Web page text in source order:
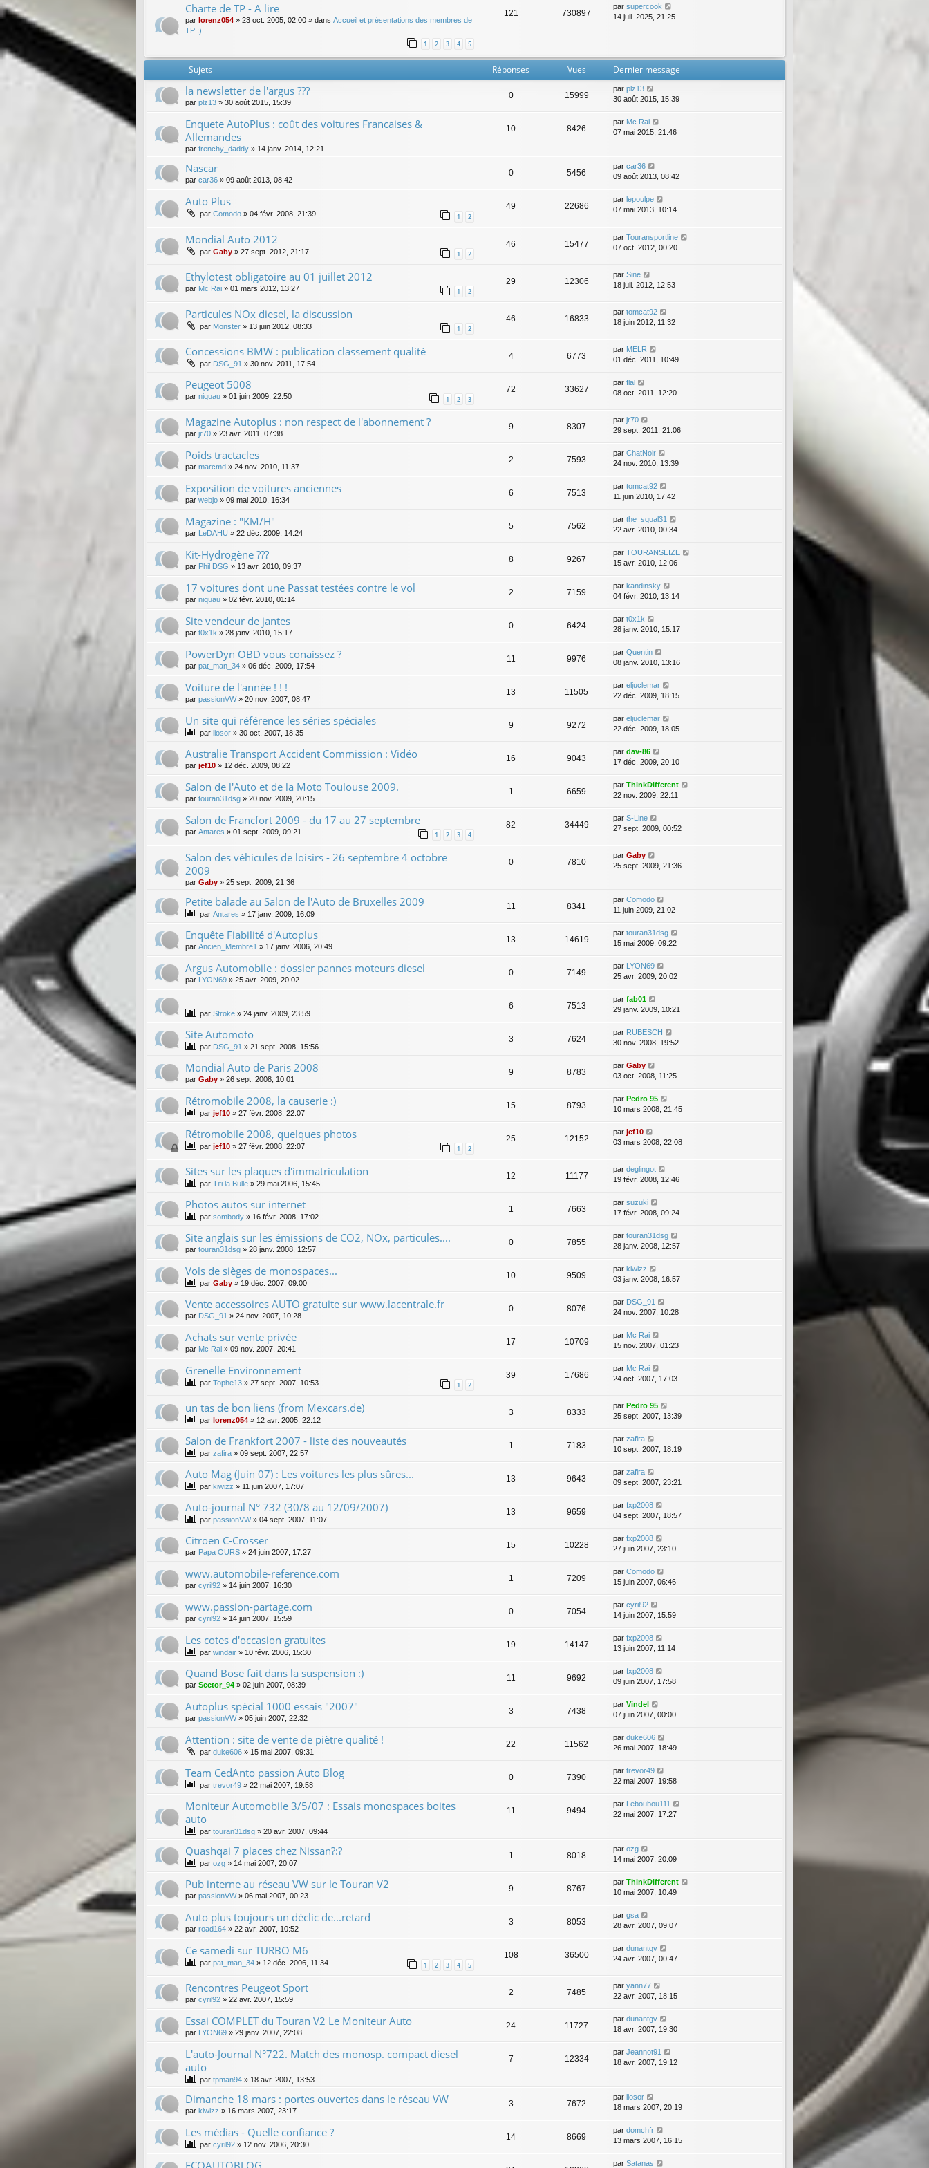
Charte de TP - A lire
par lorenz054 » 23 oct. 2005, 02:00 » dans Accueil et présentations des membres de
TP :)
1 2 3 4 5
121 730897
par supercook
14 juil. 2025, 21:25
Sujets Réponses Vues Dernier message
la newsletter de l'argus ???
par plz13 » 30 août 2015, 15:39
0 15999
par plz13
30 août 2015, 15:39
Enquete AutoPlus : coût des voitures Francaises &
Allemandes
par frenchy_daddy » 14 janv. 2014, 12:21
10 8426
par Mc Rai
07 mai 2015, 21:46
Nascar
par car36 » 09 août 2013, 08:42
0 5456
par car36
09 août 2013, 08:42
Auto Plus
par Comodo » 04 févr. 2008, 21:39 1 2
49 22686
par lepoulpe
07 mai 2013, 10:14
Mondial Auto 2012
par Gaby » 27 sept. 2012, 21:17 1 2
46 15477
par Touransportline
07 oct. 2012, 00:20
Ethylotest obligatoire au 01 juillet 2012
par Mc Rai » 01 mars 2012, 13:27 1 2
29 12306
par Sine
18 juil. 2012, 12:53
Particules NOx diesel, la discussion
par Monster » 13 juin 2012, 08:33 1 2
46 16833
par tomcat92
18 juin 2012, 11:32
Concessions BMW : publication classement qualité
par DSG_91 » 30 nov. 2011, 17:54
4 6773
par MELR
01 déc. 2011, 10:49
Peugeot 5008
par niquau » 01 juin 2009, 22:50 1 2 3
72 33627
par flal
08 oct. 2011, 12:20
Magazine Autoplus : non respect de l'abonnement ?
par jr70 » 23 avr. 2011, 07:38
9 8307
par jr70
29 sept. 2011, 21:06
Poids tractacles
par marcmd » 24 nov. 2010, 11:37
2 7593
par ChatNoir
24 nov. 2010, 13:39
Exposition de voitures anciennes
par webjo » 09 mai 2010, 16:34
6 7513
par tomcat92
11 juin 2010, 17:42
Magazine : "KM/H"
par LeDAHU » 22 déc. 2009, 14:24
5 7562
par the_squal31
22 avr. 2010, 00:34
Kit-Hydrogène ???
par Phil DSG » 13 avr. 2010, 09:37
8 9267
par TOURANSEIZE
15 avr. 2010, 12:06
17 voitures dont une Passat testées contre le vol
par niquau » 02 févr. 2010, 01:14
2 7159
par kandinsky
04 févr. 2010, 13:14
Site vendeur de jantes
par t0x1k » 28 janv. 2010, 15:17
0 6424
par t0x1k
28 janv. 2010, 15:17
PowerDyn OBD vous conaissez ?
par pat_man_34 » 06 déc. 2009, 17:54
11 9976
par Quentin
08 janv. 2010, 13:16
Voiture de l'année ! ! !
par passionVW» 20 nov. 2007, 08:47
13 11505
par eljuclemar
22 déc. 2009, 18:15
Un site qui référence les séries spéciales
par liosor » 30 oct. 2007, 18:35
9 9272
par eljuclemar
22 déc. 2009, 18:05
Australie Transport Accident Commission : Vidéo
par jef10 » 12 déc. 2009, 08:22
16 9043
par dav-86
17 déc. 2009, 20:10
Salon de l'Auto et de la Moto Toulouse 2009.
par touran31dsg » 20 nov. 2009, 20:15
1 6659
par ThinkDifferent
22 nov. 2009, 22:11
Salon de Francfort 2009 - du 17 au 27 septembre
par Antares » 01 sept. 2009, 09:21 1 2 3 4
82 34449
par S-Line
27 sept. 2009, 00:52
Salon des véhicules de loisirs - 26 septembre 4 octobre
2009
par Gaby » 25 sept. 2009, 21:36
0 7810
par Gaby
25 sept. 2009, 21:36
Petite balade au Salon de l'Auto de Bruxelles 2009
par Antares » 17 janv. 2009, 16:09
11 8341
par Comodo
11 juin 2009, 21:02
Enquête Fiabilité d'Autoplus
par Ancien_Membre1 » 17 janv. 2006, 20:49
13 14619
par touran31dsg
15 mai 2009, 09:22
Argus Automobile : dossier pannes moteurs diesel
par LYON69 » 25 avr. 2009, 20:02
0 7149
par LYON69
25 avr. 2009, 20:02
par Stroke » 24 janv. 2009, 23:59
6 7513
par fab01
29 janv. 2009, 10:21
Site Automoto
par DSG_91 » 21 sept. 2008, 15:56
3 7624
par RUBESCH
30 nov. 2008, 19:52
Mondial Auto de Paris 2008
par Gaby » 26 sept. 2008, 10:01
9 8783
par Gaby
03 oct. 2008, 11:25
Rétromobile 2008, la causerie :)
par jef10 » 27 févr. 2008, 22:07
15 8793
par Pedro 95
10 mars 2008, 21:45
Rétromobile 2008, quelques photos
par jef10 » 27 févr. 2008, 22:07 1 2
25 12152
par jef10
03 mars 2008, 22:08
Sites sur les plaques d'immatriculation
par Titi la Bulle » 29 mai 2006, 15:45
12 11177
par deglingot
19 févr. 2008, 12:46
Photos autos sur internet
par sombody » 16 févr. 2008, 17:02
1 7663
par suzuki
17 févr. 2008, 09:24
Site anglais sur les émissions de CO2, NOx, particules....
par touran31dsg » 28 janv. 2008, 12:57
0 7855
par touran31dsg
28 janv. 2008, 12:57
Vols de sièges de monospaces...
par Gaby » 19 déc. 2007, 09:00
10 9509
par kiwizz
03 janv. 2008, 16:57
Vente accessoires AUTO gratuite sur www.lacentrale.fr
par DSG_91 » 24 nov. 2007, 10:28
0 8076
par DSG_91
24 nov. 2007, 10:28
Achats sur vente privée
par Mc Rai » 09 nov. 2007, 20:41
17 10709
par Mc Rai
15 nov. 2007, 01:23
Grenelle Environnement
par Tophe13 » 27 sept. 2007, 10:53 1 2
39 17686
par Mc Rai
24 oct. 2007, 17:03
un tas de bon liens (from Mexcars.de)
par lorenz054 » 12 avr. 2005, 22:12
3 8333
par Pedro 95
25 sept. 2007, 13:39
Salon de Frankfort 2007 - liste des nouveautés
par zafira » 09 sept. 2007, 22:57
1 7183
par zafira
10 sept. 2007, 18:19
Auto Mag (Juin 07) : Les voitures les plus sûres...
par kiwizz » 11 juin 2007, 17:07
13 9643
par zafira
09 sept. 2007, 23:21
Auto-journal N° 732 (30/8 au 12/09/2007)
par passionVW» 04 sept. 2007, 11:07
13 9659
par fxp2008
04 sept. 2007, 18:57
Citroën C-Crosser
par Papa OURS » 24 juin 2007, 17:27
15 10228
par fxp2008
27 juin 2007, 23:10
www.automobile-reference.com
par cyril92 » 14 juin 2007, 16:30
1 7209
par Comodo
15 juin 2007, 06:46
www.passion-partage.com
par cyril92 » 14 juin 2007, 15:59
0 7054
par cyril92
14 juin 2007, 15:59
Les cotes d'occasion gratuites
par windair » 10 févr. 2006, 15:30
19 14147
par fxp2008
13 juin 2007, 11:14
Quand Bose fait dans la suspension :)
par Sector_94 » 02 juin 2007, 08:39
11 9692
par fxp2008
09 juin 2007, 17:58
Autoplus spécial 1000 essais "2007"
par passionVW» 05 juin 2007, 22:32
3 7438
par Vindel
07 juin 2007, 00:00
Attention : site de vente de piètre qualité !
par duke606 » 15 mai 2007, 09:31
22 11562
par duke606
26 mai 2007, 18:49
Team CedAnto passion Auto Blog
par trevor49 » 22 mai 2007, 19:58
0 7390
par trevor49
22 mai 2007, 19:58
Moniteur Automobile 3/5/07 : Essais monospaces boites
auto
par touran31dsg » 20 avr. 2007, 09:44
11 9494
par Leboubou111
22 mai 2007, 17:27
Quashqai 7 places chez Nissan?:?
par ozg » 14 mai 2007, 20:07
1 8018
par ozg
14 mai 2007, 20:09
Pub interne au réseau VW sur le Touran V2
par passionVW» 06 mai 2007, 00:23
9 8767
par ThinkDifferent
10 mai 2007, 10:49
Auto plus toujours un déclic de...retard
par road164 » 22 avr. 2007, 10:52
3 8053
par gsa
28 avr. 2007, 09:07
Ce samedi sur TURBO M6
par pat_man_34 » 12 déc. 2006, 11:34 1 2 3 4 5
108 36500
par dunantgv
24 avr. 2007, 00:47
Rencontres Peugeot Sport
par cyril92 » 22 avr. 2007, 15:59
2 7485
par yann77
22 avr. 2007, 18:15
Essai COMPLET du Touran V2 Le Moniteur Auto
par LYON69 » 29 janv. 2007, 22:08
24 11727
par dunantgv
18 avr. 2007, 19:30
L'auto-Journal N°722. Match des monosp. compact diesel
auto
par tpman94 » 18 avr. 2007, 13:53
7 12334
par Jeannot91
18 avr. 2007, 19:12
Dimanche 18 mars : portes ouvertes dans le réseau VW
par kiwizz » 16 mars 2007, 23:17
3 7672
par liosor
18 mars 2007, 20:19
Les médias - Quelle confiance ?
par cyril92 » 12 nov. 2006, 20:30
14 8669
par domchfr
13 mars 2007, 16:15
par Satanas